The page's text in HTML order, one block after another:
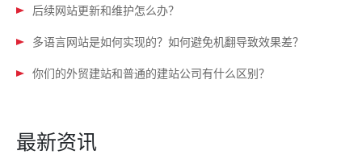
后续网站更新和维护怎么办？
多语言网站是如何实现的？如何避免机翻导致效果差？
你们的外贸建站和普通的建站公司有什么区别？
最新资讯